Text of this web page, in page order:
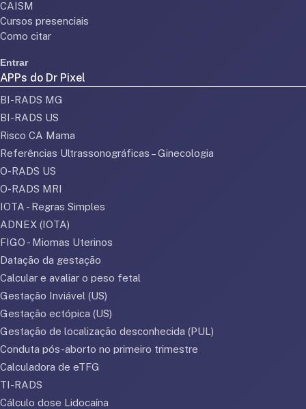
CAISM
Cursos presenciais
Como citar
Entrar
APPs do Dr Pixel
BI-RADS MG
BI-RADS US
Risco CA Mama
Referências Ultrassonográficas – Ginecologia
O-RADS US
O-RADS MRI
IOTA - Regras Simples
ADNEX (IOTA)
FIGO - Miomas Uterinos
Datação da gestação
Calcular e avaliar o peso fetal
Gestação Inviável (US)
Gestação ectópica (US)
Gestação de localização desconhecida (PUL)
Conduta pós-aborto no primeiro trimestre
Calculadora de eTFG
TI-RADS
Cálculo dose Lidocaína